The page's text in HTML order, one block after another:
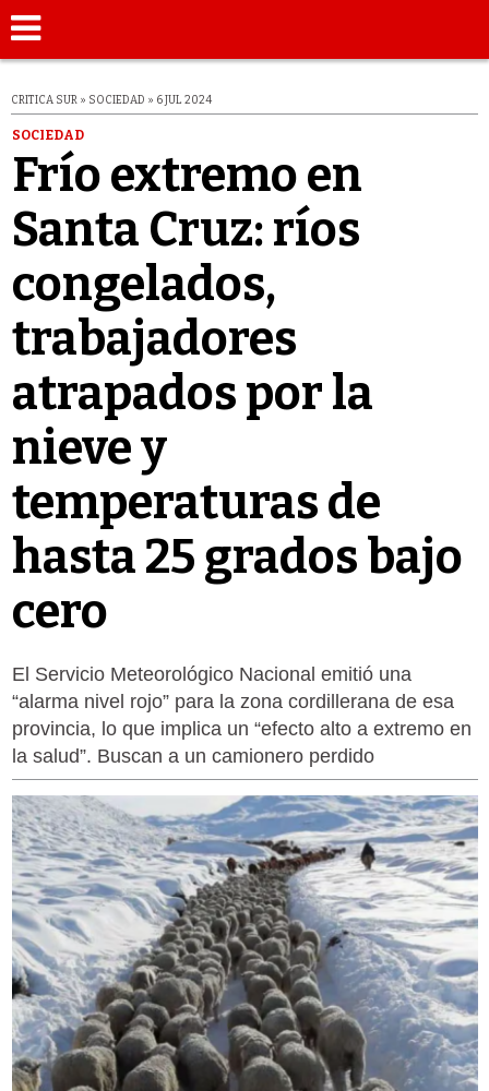
CRITICA SUR » SOCIEDAD » 6 JUL 2024
SOCIEDAD
Frío extremo en
Santa Cruz: ríos
congelados,
trabajadores
atrapados por la
nieve y
temperaturas de
hasta 25 grados bajo
cero
El Servicio Meteorológico Nacional emitió una
“alarma nivel rojo” para la zona cordillerana de esa
provincia, lo que implica un “efecto alto a extremo en
la salud”. Buscan a un camionero perdido